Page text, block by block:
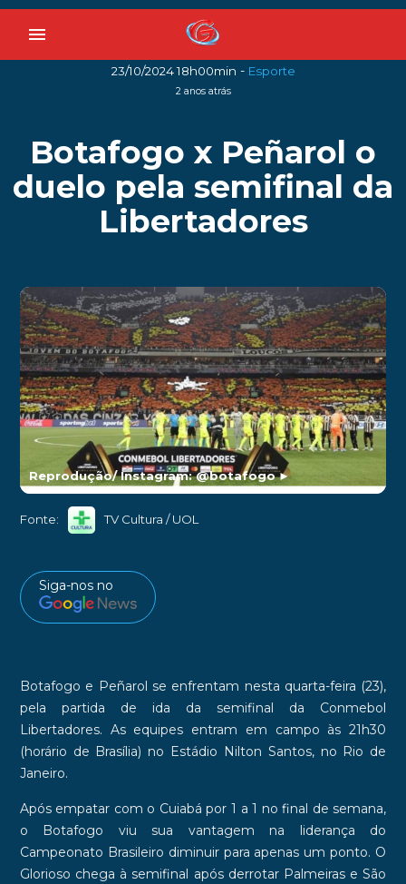
menu
23/10/2024 18h00min - Esporte
2 anos atrás
Botafogo x Peñarol o
duelo pela semifinal da
Libertadores
Reprodução/ Instagram: @botafogo►
Fonte: TV Cultura / UOL
Siga-nos no
Botafogo e Peñarol se enfrentam nesta quarta-feira (23),
pela partida de ida da semifinal da Conmebol
Libertadores. As equipes entram em campo às 21h30
(horário de Brasília) no
Estádio Nilton Santos, no Rio de
Janeiro.
Após empatar com o Cuiabápor 1 a 1 no final de semana,
o Botafogo viu sua vantagem na liderança do
Campeonato Brasileiro diminuir para apenas um ponto. O
Glorioso chega à semifinal após derrotar Palmeiras eSão